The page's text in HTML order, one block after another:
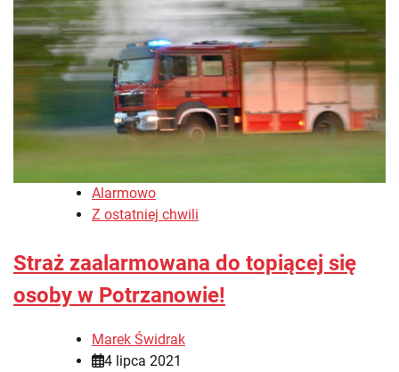
Alarmowo
Z ostatniej chwili
Straż zaalarmowana do topiącej się
osoby w Potrzanowie!
Marek Świdrak
4 lipca 2021